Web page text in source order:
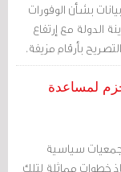
بيانات بشأن الوفورات
الدولة مع إرتفاع
بأرقام مزيفة.
لمساعدة
جمعيات سياسية
خطوات مماثلة لتلك